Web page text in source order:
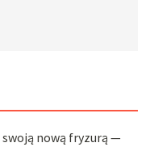
nową fryzurą —